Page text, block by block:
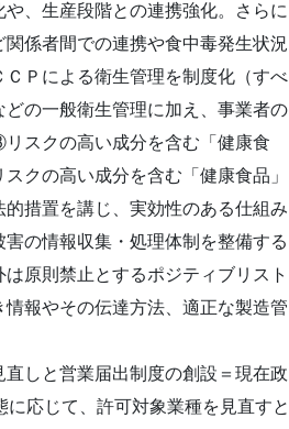
、生産段階との連携強化。さらに
係者間での連携や食中毒発生状況
Ｐによる衛生管理を制度化（すべ
の一般衛生管理に加え、事業者の
スクの高い成分を含む「健康食
クの高い成分を含む「健康食品」
措置を講じ、実効性のある仕組み
の情報収集・処理体制を整備する
原則禁止とするポジティブリスト
報やその伝達方法、適正な製造管
しと営業届出制度の創設＝現在政
応じて、許可対象業種を見直すと